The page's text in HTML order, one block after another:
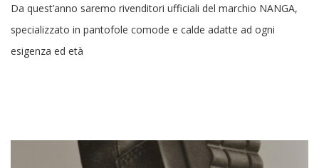
Da quest’anno saremo rivenditori ufficiali del marchio NANGA,
specializzato in pantofole comode e calde adatte ad ogni
esigenza ed età